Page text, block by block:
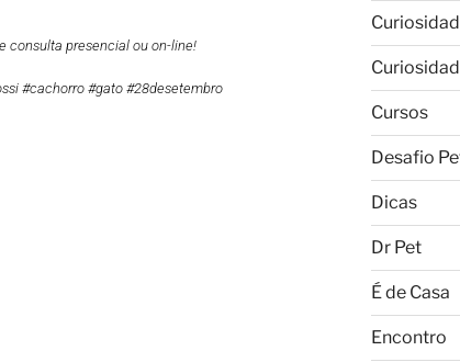
consulta presencial ou on-line!
#cachorro #gato #28desetembro
Cursos
Desafio
Dicas
Dr Pet
É de Casa
Encontro